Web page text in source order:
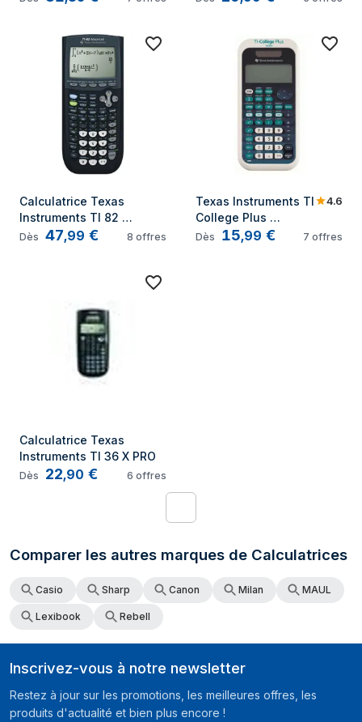
Calculatrice Texas
Instruments TI 82
Advanced Mode Examen
Dès 47,99 € 8 offres
Texas Instruments TI
College Plus
calculatrice Poche
4.6
Dès 15,99 € 7 offres
Calculatrice Texas
Instruments TI 36 X PRO
Dès 22,90 € 6 offres
Comparer les autres marques de Calculatrices
Casio Sharp Canon Milan MAUL
Lexibook Rebell
Inscrivez-vous à notre newsletter
Restez à jour sur les promotions, les meilleures offres, les
produits d'actualité et bien plus encore !